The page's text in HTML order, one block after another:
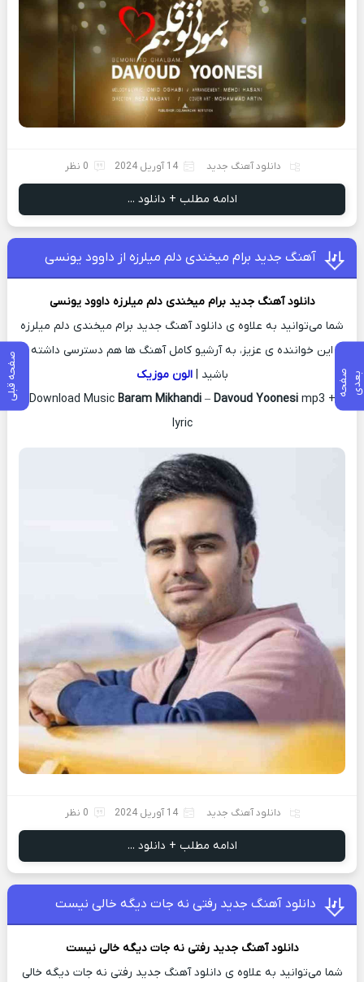
دانلود آهنگ جدید 14 آوریل 2024 0 نظر
ادامه مطلب + دانلود ...
آهنگ جدید ﺑﺮام ﻣﻴﺨﻨﺪی دﻟﻢ ﻣﻴﻠﺮزه از داوود یونسی
دانلود آهنگ جدید ﺑﺮام ﻣﻴﺨﻨﺪی دﻟﻢ ﻣﻴﻠﺮزهداوود یونسی
شما می‌توانید به علاوه ی دانلود آهنگ جدید ﺑﺮام ﻣﻴﺨﻨﺪی دﻟﻢ ﻣﻴﻠﺮزه
این خواننده ی عزیز، به آرشیو کامل آهنگ ها هم دسترسی داشته
باشید |الون موزیک
Download Music Baram Mikhandi– Davoud Yoonesimp3 +
lyric
دانلود آهنگ جدید 14 آوریل 2024 0 نظر
ادامه مطلب + دانلود ...
دانلود آهنگ جدید رفتی نه جات دیگه خالی نیست
دانلود آهنگ جدید رفتی نه جات دیگه خالی نیست
شما می‌توانید به علاوه ی دانلود آهنگ جدید رفتی نه جات دیگه خالی
ص
ف
ح
ه ب ع
د ی صفحه قبلی